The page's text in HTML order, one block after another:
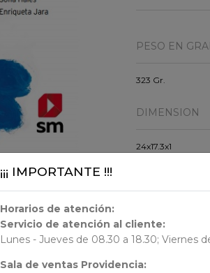
PESO EN
323 Gr.
DIMENSION
24x17.3x1
AUTORES
N/N
¡¡¡ IMPORTANTE !!!
Horarios de atención:
Servicio de atención al cliente:
Lunes - Jueves de 08.30 a 18.30; Viernes
Sala de ventas Providencia: